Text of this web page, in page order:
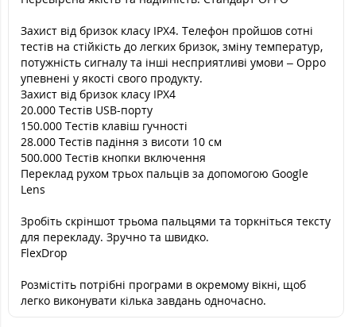
Захист від бризок класу IPX4. Телефон пройшов сотні
тестів на стійкість до легких бризок, зміну температур,
потужність сигналу та інші несприятливі умови – Oppo
упевнені у якості свого продукту.
Захист від бризок класу IPX4
20.000 Тестів USB-порту
150.000 Тестів клавіш гучності
28.000 Тестів падіння з висоти 10 см
500.000 Тестів кнопки включення
Переклад рухом трьох пальців за допомогою Google
Lens
Зробіть скріншот трьома пальцями та торкніться тексту
для перекладу. Зручно та швидко.
FlexDrop
Розмістіть потрібні програми в окремому вікні, щоб
легко виконувати кілька завдань одночасно.